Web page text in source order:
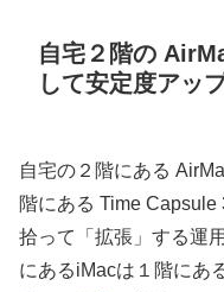
自宅２階の
して安定度アッ
自宅の２階にある
階にある Time
拾って「拡張」する運
にあるiMacは１階にあ